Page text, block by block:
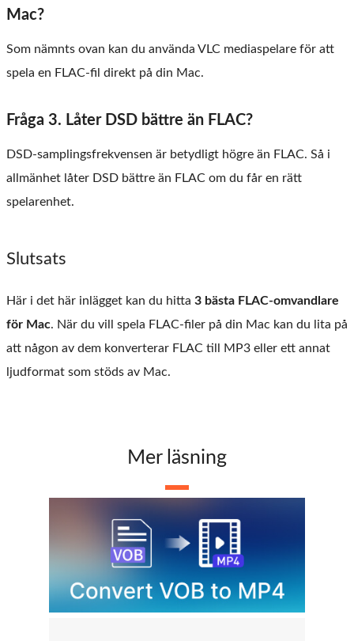
Mac?
Som nämnts ovan kan du använda VLC mediaspelare för att
spela en FLAC-fil direkt på din Mac.
Fråga 3. Låter DSD bättre än FLAC?
DSD-samplingsfrekvensen är betydligt högre än FLAC. Så i
allmänhet låter DSD bättre än FLAC om du får en rätt
spelarenhet.
Slutsats
Här i det här inlägget kan du hitta 3 bästa FLAC-omvandlare
för Mac. När du vill spela FLAC-filer på din Mac kan du lita på
att någon av dem konverterar FLAC till MP3 eller ett annat
ljudformat som stöds av Mac.
Mer läsning